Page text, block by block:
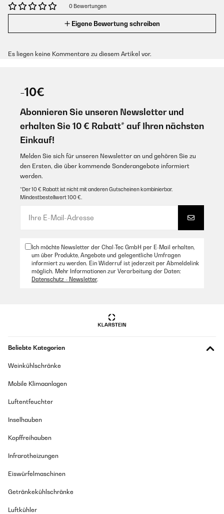
0 Bewertungen
Eigene Bewertung schreiben
Es liegen keine Kommentare zu diesem Artikel vor.
-10€
Abonnieren Sie unseren Newsletter und
erhalten Sie 10 € Rabatt* auf Ihren nächsten
Einkauf!
Melden Sie sich für unseren Newsletter an und gehören Sie zu
den Ersten, die über kommende Sonderangebote informiert
werden.
*Der 10 € Rabatt ist nicht mit anderen Gutscheinen kombinierbar.
Mindestbestellwert 100 €.
Ich möchte Newsletter der Chal-Tec GmbH per E-Mail erhalten,
um über Produkte, Angebote und gelegentliche Umfragen
informiert zu werden. Ein Widerruf ist jederzeit per Abmeldelink
möglich. Mehr Informationen zur Verarbeitung der Daten:
Datenschutz - Newsletter.
Beliebte Kategorien
Weinkühlschränke
Mobile Klimaanlagen
Luftentfeuchter
Inselhauben
Kopffreihauben
Infrarotheizungen
Eiswürfelmaschinen
Getränkekühlschränke
Luftkühler